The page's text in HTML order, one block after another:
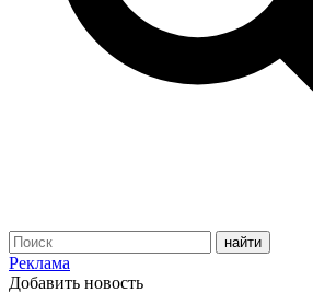
Реклама
Добавить новость